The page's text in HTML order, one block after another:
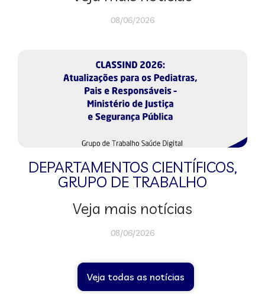
08/06/2026
DEPARTAMENTOS CIENTÍFICOS,
GRUPO DE TRABALHO
Veja mais notícias
08/06/2026
Veja todas as notícias